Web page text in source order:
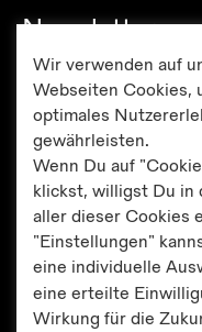
Newsletter
Besuch
Publikationen
Editionen
Presse
Haus am
Wir verwenden auf
Webseiten Cookies,
optimales
gewährleisten.
Wenn Du auf
klickst, willigst Du in
aller dieser Cookies
"Einstellungen"
eine individuelle
eine erteilte
Wirkung für die